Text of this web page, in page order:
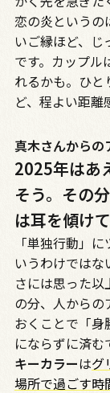
恋の炎というの
いご縁ほど、じ
です。カップル
れるかも。ひ
ど、程よい距離
真木さんからの
2025年はあ
そう。その
は耳を傾けて
「単独行動」
いうわけでは
さには思った
の分、人からの
おくことで「
にならずに済む
キーカラーはグ
場所で過ごす時